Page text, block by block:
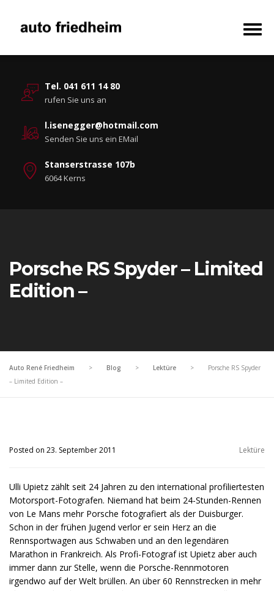
Tel. 041 611 14 80
rufen Sie uns an
l.isenegger@hotmail.com
Senden Sie uns ein EMail
Stanserstrasse 107b
6064 Kerns
Porsche RS Spyder – Limited
Edition –
Auto René Friedheim > Blog > Lektüre >
Porsche RS Spyder
– Limited Edition –
Posted on 23. September 2011 Lektüre
Ulli Upietz zählt seit 24 Jahren zu den international profiliertesten
Motorsport-Fotografen. Niemand hat beim 24-Stunden-Rennen
von Le Mans mehr Porsche fotografiert als der Duisburger.
Schon in der frühen Jugend verlor er sein Herz an die
Rennsportwagen aus Schwaben und an den legendären
Marathon in Frankreich. Als Profi-Fotograf ist Upietz aber auch
immer dann zur Stelle, wenn die Porsche-Rennmotoren
irgendwo auf der Welt brüllen. An über 60 Rennstrecken in mehr